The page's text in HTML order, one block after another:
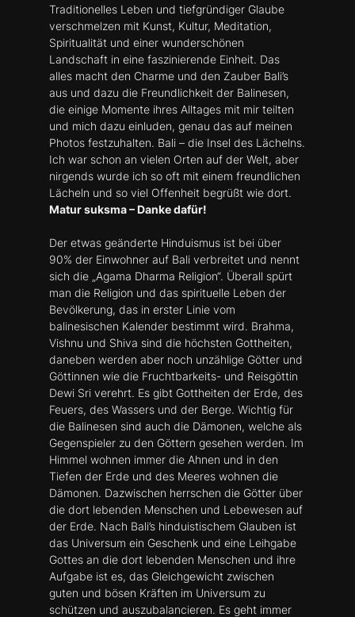
Traditionelles Leben und tiefgründiger Glaube
verschmelzen mit Kunst, Kultur, Meditation,
Spiritualität und einer wunderschönen
Landschaft in eine faszinierende Einheit. Das
alles macht den Charme und den Zauber Bali’s
aus und dazu die Freundlichkeit der Balinesen,
die einige Momente ihres Alltages mit mir teilten
und mich dazu einluden, genau das auf meinen
Photos festzuhalten. Bali – die Insel des Lächelns.
Ich war schon an vielen Orten auf der Welt, aber
nirgends wurde ich so oft mit einem freundlichen
Lächeln und so viel Offenheit begrüßt wie dort.
Matur suksma – Danke dafür!
Der etwas geänderte Hinduismus ist bei über
90% der Einwohner auf Bali verbreitet und nennt
sich die „Agama Dharma Religion“. Überall spürt
man die Religion und das spirituelle Leben der
Bevölkerung, das in erster Linie vom
balinesischen Kalender bestimmt wird. Brahma,
Vishnu und Shiva sind die höchsten Gottheiten,
daneben werden aber noch unzählige Götter und
Göttinnen wie die Fruchtbarkeits- und Reisgöttin
Dewi Sri verehrt. Es gibt Gottheiten der Erde, des
Feuers, des Wassers und der Berge. Wichtig für
die Balinesen sind auch die Dämonen, welche als
Gegenspieler zu den Göttern gesehen werden. Im
Himmel wohnen immer die Ahnen und in den
Tiefen der Erde und des Meeres wohnen die
Dämonen. Dazwischen herrschen die Götter über
die dort lebenden Menschen und Lebewesen auf
der Erde. Nach Bali’s hinduistischem Glauben ist
das Universum ein Geschenk und eine Leihgabe
Gottes an die dort lebenden Menschen und ihre
Aufgabe ist es, das Gleichgewicht zwischen
guten und bösen Kräften im Universum zu
schützen und auszubalancieren. Es geht immer